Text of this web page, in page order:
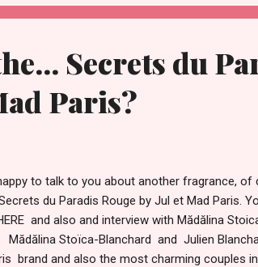
Secrets du
Paris?
to talk to you about another fragrance, of
du Paradis Rouge by Jul et Mad Paris.
and also and interview with Mădălina
Mădălina Stoïca-Blanchard and Julien
brand and also the most charming couples